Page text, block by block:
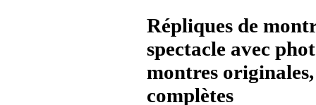
Répliques de
spectacle avec
montres
complètes